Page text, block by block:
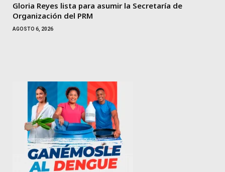
Gloria Reyes lista para asumir la Secretaría de
Organización del PRM
AGOSTO 6, 2026